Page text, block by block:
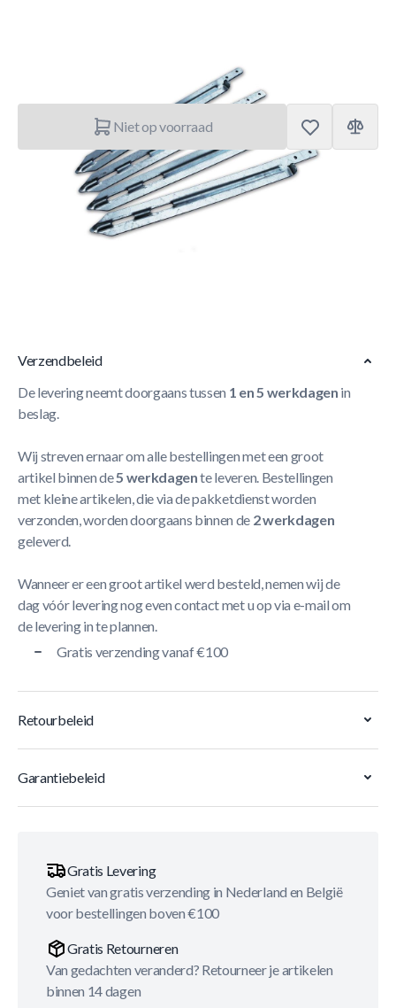
Niet op voorraad
Korte Beschrijving
- Geschikt voor speeltorens, schommels en speelhuisjes
Verzendbeleid
De levering neemt doorgaans tussen 1 en 5 werkdagen in
beslag.
Wij streven ernaar om alle bestellingen met een groot
artikel binnen de5 werkdagente leveren. Bestellingen
met kleine artikelen, die via de pakketdienst worden
verzonden, worden doorgaans binnen de 2 werkdagen
geleverd.
Wanneer er een groot artikel werd besteld, nemen wij de
dag vóór levering nog even contact met u op via e-mail om
de levering in te plannen.
Gratis verzending vanaf €100
Retourbeleid
Garantiebeleid
Gratis Levering
Geniet van gratis verzending in Nederland en België
voor bestellingen boven €100
Gratis Retourneren
Van gedachten veranderd? Retourneer je artikelen
binnen 14 dagen